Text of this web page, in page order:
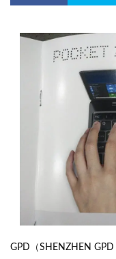
GPD（SHENZHEN